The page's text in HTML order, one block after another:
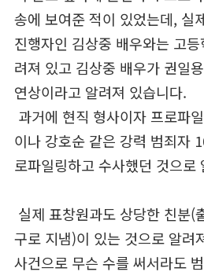
송에 보여준 적이 있었는데, 실
진행자인 김상중 배우와는 고
려져 있고 김상중 배우가 권일
연상이라고 알려져 있습니다.
과거에 현직 형사이자 프로파
이나 강호순 같은 강력 범죄자
로파일링하고 수사했던 것으로
실제 표창원과도 상당한 친분(
구로 지냄)이 있는 것으로 알려
사건으로 무슨 수를 써서라도